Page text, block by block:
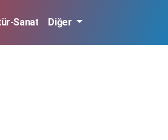
Sanat Diğer